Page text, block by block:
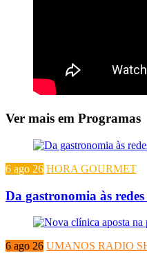
Ver mais em Programas
6 ago 26 HORA GOURMET
Da gastronomia às
6 ago 26 UMANOS RADIO